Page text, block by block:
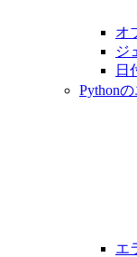
オ
ジ
日
Python
エ